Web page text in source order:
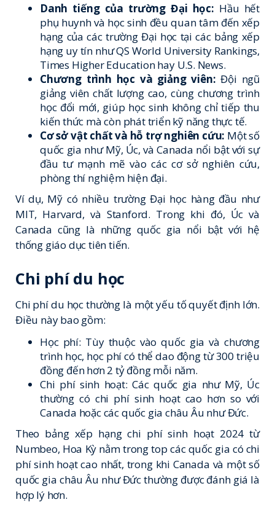
Danh tiếng của trường Đại học: Hầu hết
phụ huynh và học sinh đều quan tâm đến xếp
hạng của các trường Đại học tại các bảng xếp
hạng uy tín nhưQS World University Rankings,
Times Higher Educationhay U.S. News.
Chương trình học và giảng viên: Đội ngũ
giảng viên chất lượng cao, cùng chương trình
học đổi mới, giúp học sinh không chỉ tiếp thu
kiến thức mà còn phát triển kỹ năng thực tế.
Cơ sở vật chất và hỗ trợ nghiên cứu: Một số
quốc gia như Mỹ, Úc, và Canada nổi bật với sự
đầu tư mạnh mẽ vào các cơ sở nghiên cứu,
phòng thí nghiệm hiện đại.
Ví dụ, Mỹ có nhiều trường Đại học hàng đầu như
MIT, Harvard, và Stanford. Trong khi đó, Úc và
Canada cũng là những quốc gia nổi bật với hệ
thống giáo dục tiên tiến.
Chi phí du học
Chi phí du học thường là một yếu tố quyết định lớn.
Điều này bao gồm:
Học phí: Tùy thuộc vào quốc gia và chương
trình học, học phí có thể dao động từ 300 triệu
đồng đến hơn 2 tỷ đồng mỗi năm.
Chi phí sinh hoạt: Các quốc gia như Mỹ, Úc
thường có chi phí sinh hoạt cao hơn so với
Canada hoặc các quốc gia châu Âu như Đức.
Theo bảng xếp hạng chi phí sinh hoạt 2024 từ
Numbeo, Hoa Kỳ nằm trong top các quốc gia có chi
phí sinh hoạt cao nhất, trong khi Canada và một số
quốc gia châu Âu như Đức thường được đánh giá là
hợp lý hơn.